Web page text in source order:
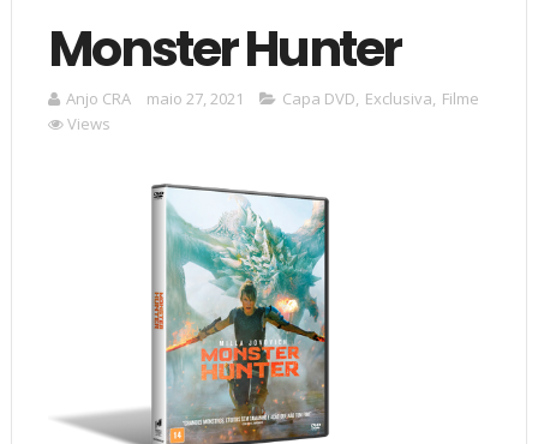
Monster Hunter
Anjo CRA maio 27, 2021 Capa DVD, Exclusiva, Filme
Views